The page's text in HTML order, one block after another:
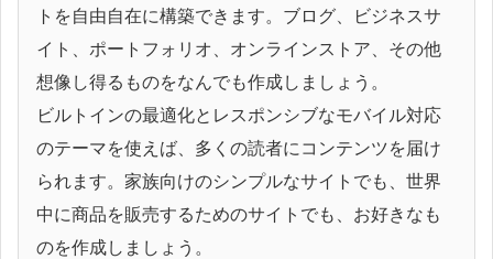
トを自由自在に構築できます。ブログ、ビジネスサ
イト、ポートフォリオ、オンラインストア、その他
想像し得るものをなんでも作成しましょう。
ビルトインの最適化とレスポンシブなモバイル対応
のテーマを使えば、多くの読者にコンテンツを届け
られます。家族向けのシンプルなサイトでも、世界
中に商品を販売するためのサイトでも、お好きなも
のを作成しましょう。